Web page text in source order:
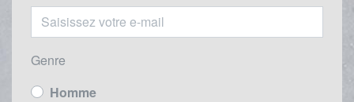
Genre
Homme